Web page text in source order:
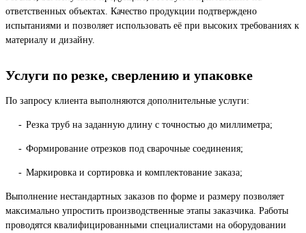
ответственных объектах. Качество продукции подтверждено
испытаниями и позволяет использовать её при высоких требованиях к
материалу и дизайну.
Услуги по резке, сверлению и упаковке
По запросу клиента выполняются дополнительные услуги:
Резка труб на заданную длину с точностью до миллиметра;
Формирование отрезков под сварочные соединения;
Маркировка и сортировка и комплектование заказа;
Выполнение нестандартных заказов по форме и размеру позволяет
максимально упростить производственные этапы заказчика. Работы
проводятся квалифицированными специалистами на оборудовании